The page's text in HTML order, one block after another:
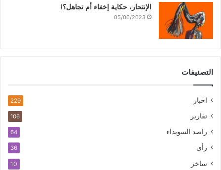
الإنتحار، حكاية إخفاء أم تجاهل؟!
05/06/2023
التصنيفات
اخبار 229
تقارير 106
راصد السويداء 64
رأي 36
ساخر 10